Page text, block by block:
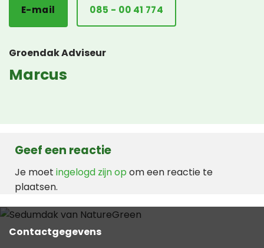
E-mail 085 - 00 41 774
Groendak Adviseur
Marcus
Geef een reactie
Je moet ingelogd zijn op om een reactie te
plaatsen.
Contactgegevens